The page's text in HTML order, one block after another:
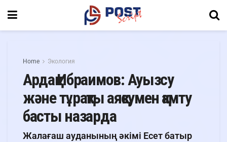
Home Экология
Ардақ Ибраимов: Ауызсу
және тұрақты аяқсумен қамту
басты назарда
Жалағаш ауданының әкімі Есет батыр